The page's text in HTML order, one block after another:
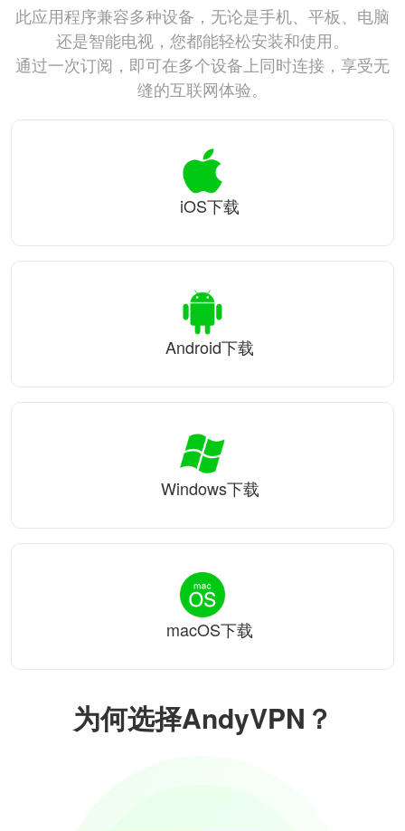
为何选择AndyVPN？
此应用程序兼容多种设备，无论是手机、平板、电脑
还是智能电视，您都能轻松安装和使用。
通过一次订阅，即可在多个设备上同时连接，享受无
缝的互联网体验。
iOS下载
Android下载
Windows下载
macOS下载